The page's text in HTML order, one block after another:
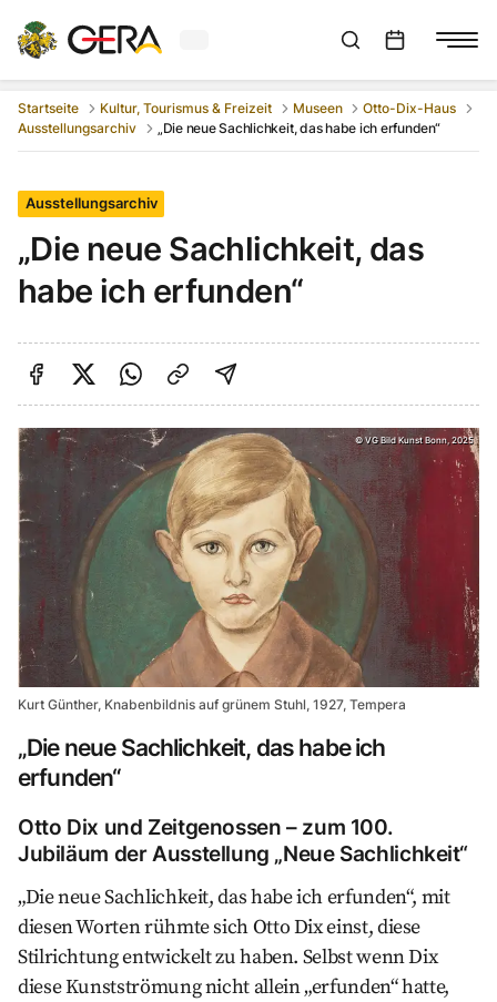
Aktuelles Wetter in GeraSuchleiste anzeigen
Startseite Kultur, Tourismus & Freizeit Museen
Otto-Dix-Haus
Ausstellungsarchiv
„Die neue Sachlichkeit, das habe ich erfunden“
Ausstellungsarchiv
„Die neue Sachlichkeit, das
habe ich erfunden“
Auf Facebook teilen
Auf Twitter teilen
Per Link teilen
shareViaEmail
©VG Bild Kunst Bonn, 2025
Kurt Günther, Knabenbildnis auf grünem Stuhl, 1927, Tempera
„Die neue Sachlichkeit, das habe ich
erfunden“
Otto Dix und Zeitgenossen – zum 100.
Jubiläum der Ausstellung „Neue Sachlichkeit“
„Die neue Sachlichkeit, das habe ich erfunden“, mit
diesen Worten rühmte sich Otto Dix einst, diese
Stilrichtung entwickelt zu haben. Selbst wenn Dix
diese Kunstströmung nicht allein „erfunden“ hatte,